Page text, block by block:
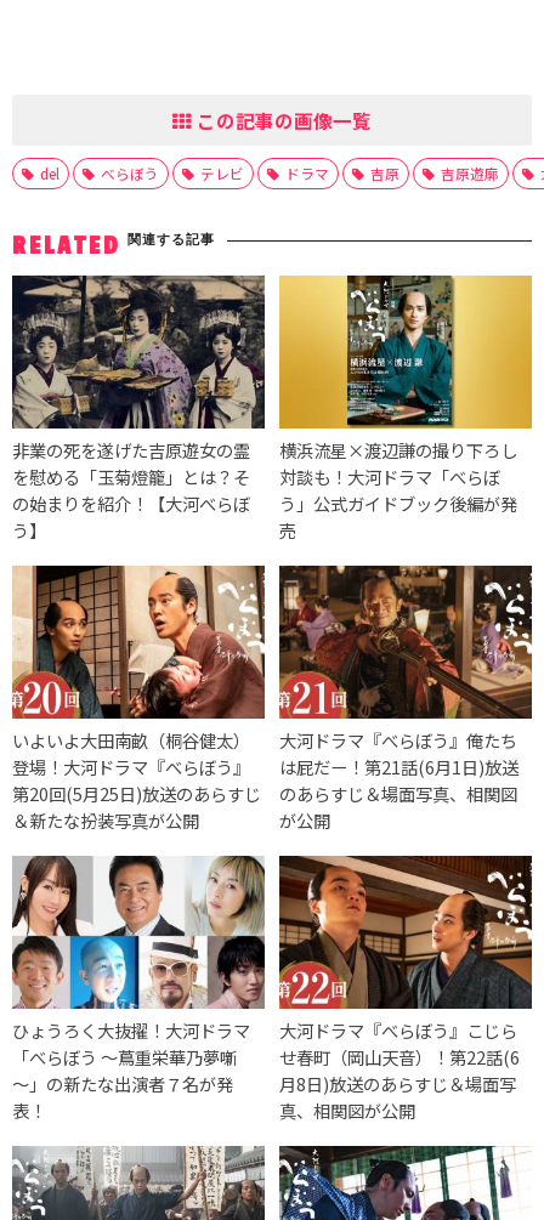
この記事の画像一覧
del べらぼう テレビ ドラマ 吉原 吉原遊廓
RELATED 関連する記事
非業の死を遂げた吉原遊女の霊
を慰める「玉菊燈籠」とは？そ
の始まりを紹介！【大河べらぼ
う】
横浜流星×渡辺謙の撮り下ろし
対談も！大河ドラマ「べらぼ
う」公式ガイドブック後編が発
売
いよいよ大田南畝（桐谷健太）
登場！大河ドラマ『べらぼう』
第20回(5月25日)放送のあらすじ
＆新たな扮装写真が公開
大河ドラマ『べらぼう』俺たち
は屁だー！第21話(6月1日)放送
のあらすじ＆場面写真、相関図
が公開
ひょうろく大抜擢！大河ドラマ
「べらぼう ～蔦重栄華乃夢噺
～」の新たな出演者７名が発
表！
大河ドラマ『べらぼう』こじら
せ春町（岡山天音）！第22話(6
月8日)放送のあらすじ＆場面写
真、相関図が公開